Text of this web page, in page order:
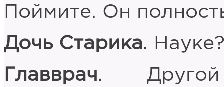
Поймите. Он
Дочь Старика.
Главврач.